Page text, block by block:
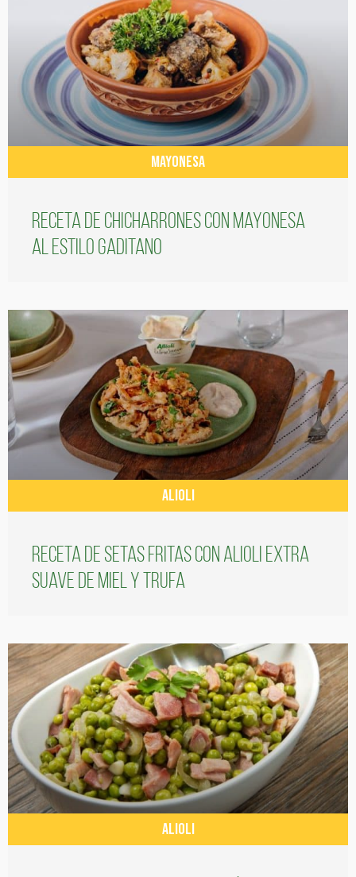
MAYONESA
Receta de chicharrones con mayonesa
al estilo gaditano
ALIOLI
Receta de setas fritas con alioli extra
suave de miel y trufa
ALIOLI